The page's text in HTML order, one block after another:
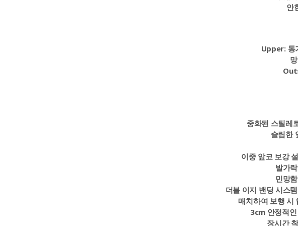
안
Upper: 통
중화된 스틸레
슬림한
이중 앞코 보강
발가
민망
더블 이지 밴딩 시스
매치하여 보행 시
3cm 안정적
장시간